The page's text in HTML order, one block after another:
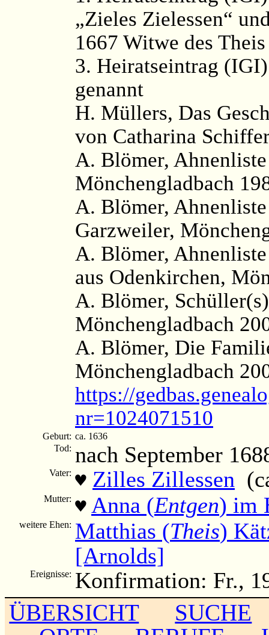
„Zieles Zielessen“
1667 Witwe des
3. Heiratseintrag
genannt
H. Müllers, Das
von Catharina
A. Blömer,
Mönchengladbach
A. Blömer,
Garzweiler,
A. Blömer,
aus Odenkirchen,
A. Blömer,
Mönchengladbach
A. Blömer, Die
Mönchengladbach
https://
nr=1024071510
Geburt: ca. 1636
Tod: nach September
Vater: ♥ Zilles Zillessen
Mutter: ♥ Anna (Entgen) im
weitere Ehen: Matthias (Theis)
[Arnolds]
Ereignisse: Konfirmation: Fr.,
ÜBERSICHT
SUCHE